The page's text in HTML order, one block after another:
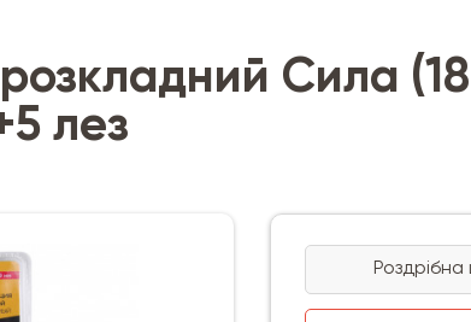
Сила
лез
Роздрібна